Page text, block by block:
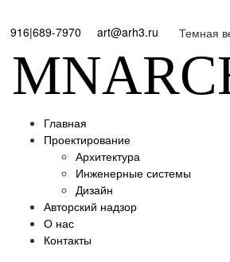
916|689-7970 art@arh3.ru Темная
Главная
Проектирование
Архитектура
Инженерные системы
Дизайн
Авторский надзор
О нас
Контакты